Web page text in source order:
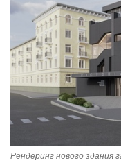
Рендеринг нового здания